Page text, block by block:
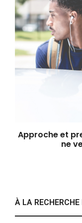
Approche et
ne
À LA RECHERCHE